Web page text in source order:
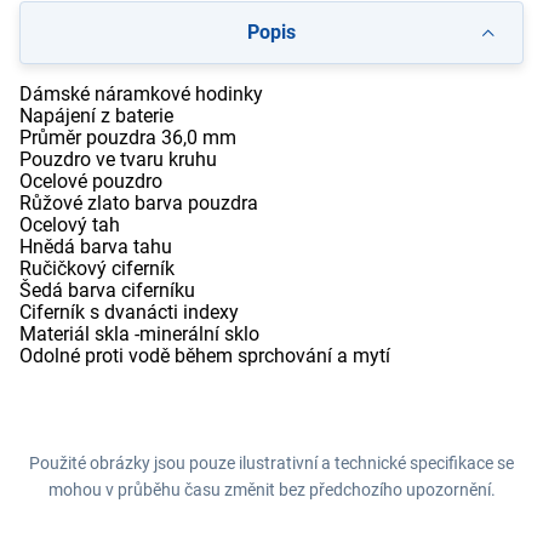
Popis
Dámské náramkové hodinky
Napájení z baterie
Průměr pouzdra 36,0 mm
Pouzdro ve tvaru kruhu
Ocelové pouzdro
Růžové zlato barva pouzdra
Ocelový tah
Hnědá barva tahu
Ručičkový ciferník
Šedá barva ciferníku
Ciferník s dvanácti indexy
Materiál skla -minerální sklo
Odolné proti vodě během sprchování a mytí
Použité obrázky jsou pouze ilustrativní a technické specifikace se
mohou v průběhu času změnit bez předchozího upozornění.